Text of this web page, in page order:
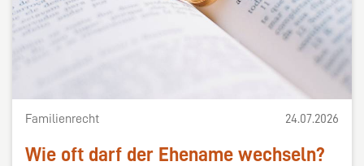
Familienrecht 24.07.2026
Wie oft darf der Ehename wechseln?